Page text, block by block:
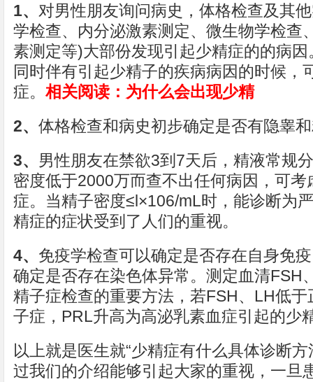
1、 对男性朋友询问病史，体格检查及其
学检查、内分泌激素测定、微生物学检查
素测定等)大部份发现引起少精症的的病
同时伴有引起少精子的疾病病因的时候，
症。 相关阅读： 为什么会出现少精
2、 体格检查和病史初步确定是否有隐睾
3、 男性朋友在禁欲3到7天后，精液常规
密度低于2000万而查不出任何病因，可考
症。当精子密度≤l×106/mL时，能诊断为
精症的症状受到了人们的重视。
4、 免疫学检查可以确定是否存在自身免
确定是否存在染色体异常。测定血清FSH
精子症检查的重要方法，若FSH、LH低
子症，PRL升高为高泌乳素血症引起的少
以上就是医生就“少精症有什么具体诊断
过我们的介绍能够引起大家的重视，一旦